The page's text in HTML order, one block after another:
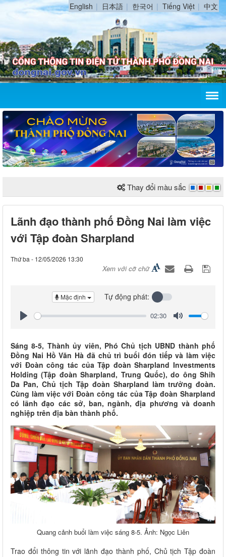
English 日本語 한국어 Tiếng Việt 中文
Thay đổi màu sắc
Lãnh đạo thành phố Đồng Nai làm việc
với Tập đoàn Sharpland
Thứ ba - 12/05/2026 13:30
Xem với cỡ chữ
02:30
Mặc định Tự động phát:
Sáng 8-5, Thành ủy viên, Phó Chủ tịch UBND thành phố
Đồng Nai Hồ Văn Hà đã chủ trì buổi đón tiếp và làm việc
với Đoàn công tác của Tập đoàn Sharpland Investments
Holding (Tập đoàn Sharpland, Trung Quốc), do ông Shih
Da Pan, Chủ tịch Tập đoàn Sharpland làm trưởng đoàn.
Cùng làm việc với Đoàn công tác của Tập đoàn Sharpland
có lãnh đạo các sở, ban, ngành, địa phương và doanh
nghiệp trên địa bàn thành phố.
Quang cảnh buổi làm việc sáng 8-5. Ảnh: Ngọc Liên
Trao đổi thông tin với lãnh đạo thành phố, Chủ tịch Tập đoàn